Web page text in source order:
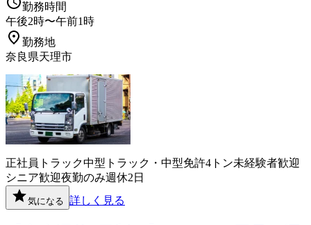
勤務時間
午後2時〜午前1時
勤務地
奈良県天理市
正社員 トラック中型トラック・中型免許4トン未経験者歓迎
シニア歓迎夜勤のみ週休2日
気になる 詳しく見る